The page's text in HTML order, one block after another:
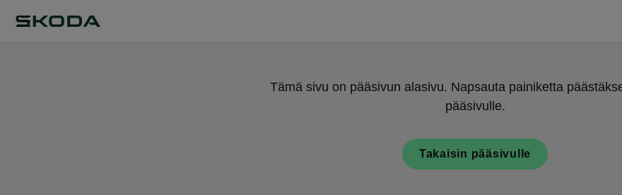
Tämä sivu on pääsivun alasivu. Napsauta painiketta
pääsivulle.
Takaisin pääsivulle